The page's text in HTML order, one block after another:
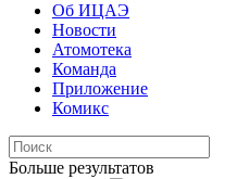
Об ИЦАЭ
Новости
Атомотека
Команда
Приложение
Комикс
Больше результатов